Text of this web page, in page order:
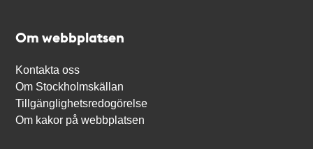
Om webbplatsen
Kontakta oss
Om Stockholmskällan
Tillgänglighetsredogörelse
Om kakor på webbplatsen